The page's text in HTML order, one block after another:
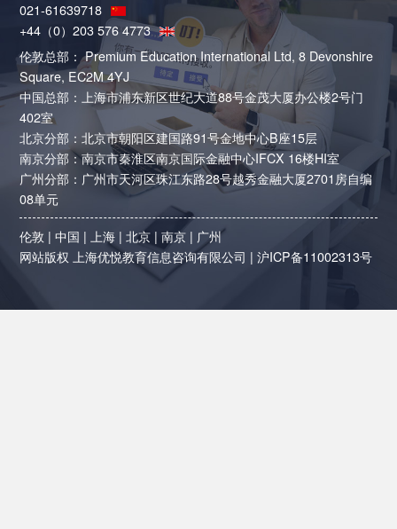
021-61639718
+44（0）203 576 4773
伦敦总部： Premium Education International Ltd, 8 Devonshire
Square, EC2M 4YJ
中国总部：上海市浦东新区世纪大道88号金茂大厦办公楼2号门
402室
北京分部：北京市朝阳区建国路91号金地中心B座15层
南京分部：南京市秦淮区南京国际金融中心IFCX 16楼HI室
广州分部：广州市天河区珠江东路28号越秀金融大厦2701房自编
08单元
伦敦 |中国 |上海 |北京 |南京 | 广州
网站版权 上海优悦教育信息咨询有限公司 |沪ICP备11002313号